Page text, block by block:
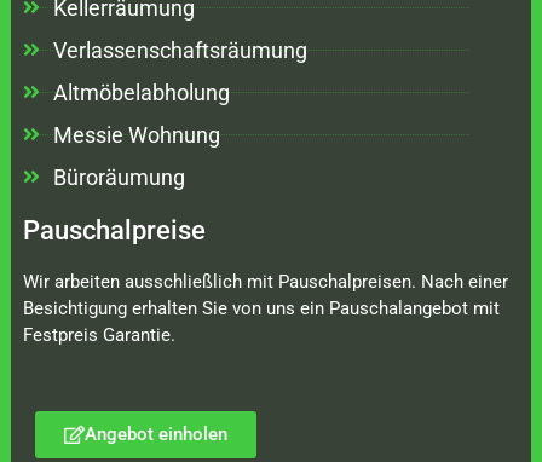
Kellerräumung
Verlassenschaftsräumung
Altmöbelabholung
Messie Wohnung
Büroräumung
Pauschalpreise
Wir arbeiten ausschließlich mit Pauschalpreisen. Nach einer
Besichtigung erhalten Sie von uns ein Pauschalangebot mit
Festpreis Garantie.
Angebot einholen